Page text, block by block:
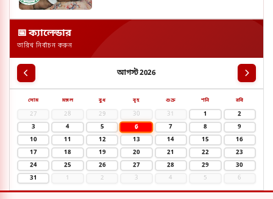
📅 ক্যালেন্ডার
তারিখ নির্বাচন করুন
আগস্ট 2026
সোম মঙ্গল বুধ বৃহ শুক্র শনি রবি
27 28 29 30 31 1
2
3
4 5 6 7 8
9
10
11 12 13 14 15
16
17
18 19 20 21 22
23
24
25 26 27 28 29
30
31
1 2 3 4 5 6